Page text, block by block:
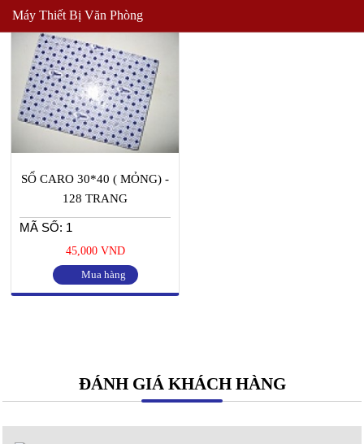
Máy Thiết Bị Văn Phòng
SỔ CARO 30*40 ( MỎNG) -
128 TRANG
MÃ SỐ: 1
45,000 VND
Mua hàng
ĐÁNH GIÁ KHÁCH HÀNG